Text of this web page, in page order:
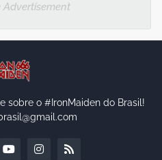
Advertisement
sobre o #IronMaiden do Brasil!